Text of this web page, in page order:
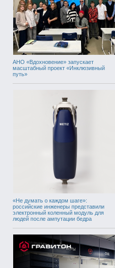
АНО «Вдохновение» запускает
масштабный проект «Инклюзивный
путь»
«Не думать о каждом шаге»:
российские инженеры представили
электронный коленный модуль для
людей после ампутации бедра